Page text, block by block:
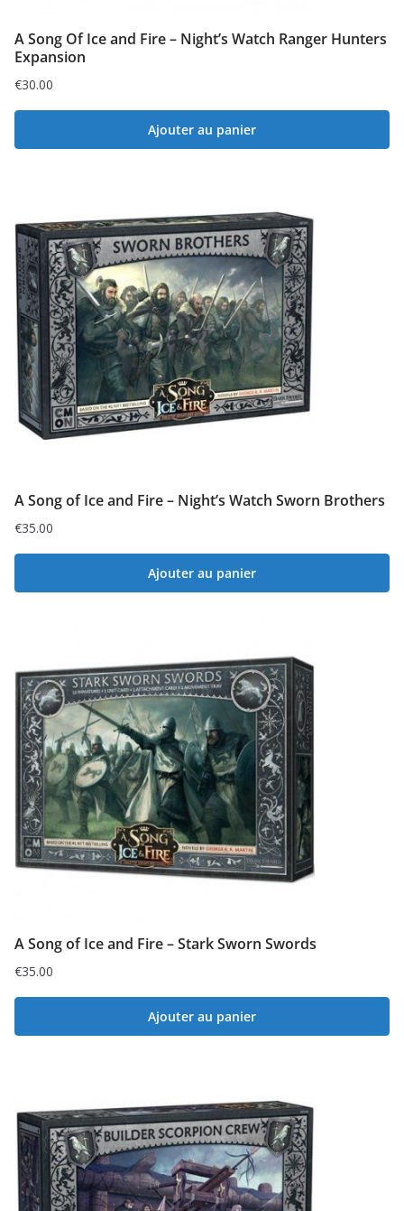
A Song Of Ice and Fire – Night’s Watch Ranger Hunters
Expansion
€30.00
Ajouter au panier
A Song of Ice and Fire – Night’s Watch Sworn Brothers
€35.00
Ajouter au panier
A Song of Ice and Fire – Stark Sworn Swords
€35.00
Ajouter au panier